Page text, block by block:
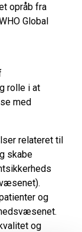
opråb fra
Global
rolle i at
med
relateret til
skabe
og
og